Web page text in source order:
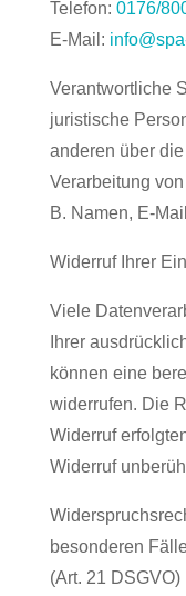
Telefon: 0176/
E-Mail:
Verantwortliche
juristische
anderen über
Verarbeitung
B. Namen, E-
Widerruf Ihrer
Viele
Ihrer
können eine
widerrufen. Die
Widerruf
Widerruf
besonderen
(Art. 21 DSGVO)